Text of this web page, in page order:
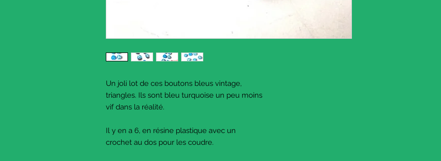
Un joli lot de ces boutons bleus vintage,
triangles. Ils sont bleu turquoise un peu moins
vif dans la réalité.
Il y en a 6, en résine plastique avec un
crochet au dos pour les coudre.